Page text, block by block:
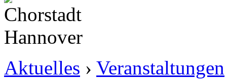
Aktuelles › Veranstaltungen